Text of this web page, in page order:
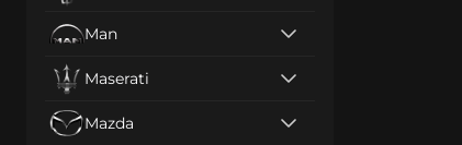
Man
Maserati
Mazda